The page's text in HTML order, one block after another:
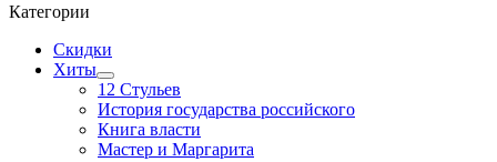
Категории
Скидки
Хиты
12 Стульев
История государства российского
Книга власти
Мастер и Маргарита